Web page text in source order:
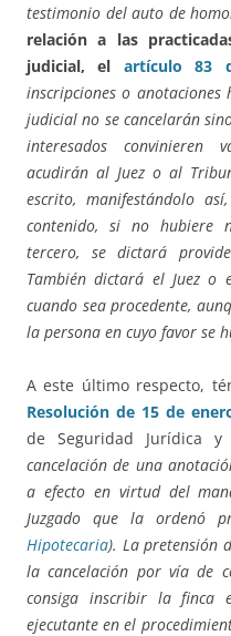
testimonio del auto de
relación a las
judicial, el artículo 83
inscripciones o
judicial no se cancelarán
interesados convinieren
acudirán al Juez o al
escrito, manifestándolo
contenido, si no hubiere
tercero, se dictará
También dictará el Juez o
cuando sea procedente,
la persona en cuyo favor se
A este último respecto,
Resolución de 15 de
de Seguridad Jurídica
cancelación de una
a efecto en virtud del
Juzgado que la ordenó
Hipotecaria). La pretensión
la cancelación por vía de
consiga inscribir la finca
ejecutante en el